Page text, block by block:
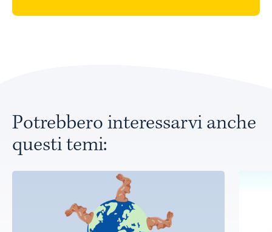
Potrebbero interessarvi anche
questi temi: